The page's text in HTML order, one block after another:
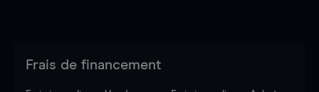
Frais de financement